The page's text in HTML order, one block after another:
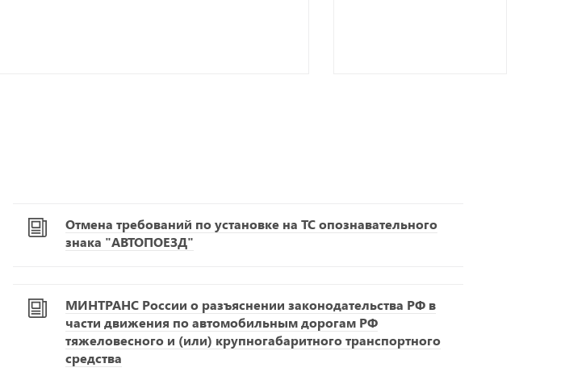
Отмена требований по установке на ТС опознавательного
знака "АВТОПОЕЗД"
МИНТРАНС России о разъяснении законодательства РФ в
части движения по автомобильным дорогам РФ
тяжеловесного и (или) крупногабаритного транспортного
средства